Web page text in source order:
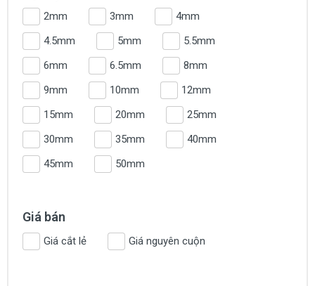
2mm 3mm
4mm
4.5mm
5mm
5.5mm
6mm
6.5mm
8mm
9mm
10mm
12mm
15mm
20mm
25mm
30mm
35mm
40mm
45mm
50mm
Giá bán
Giá cắt lẻ Giá nguyên cuộn